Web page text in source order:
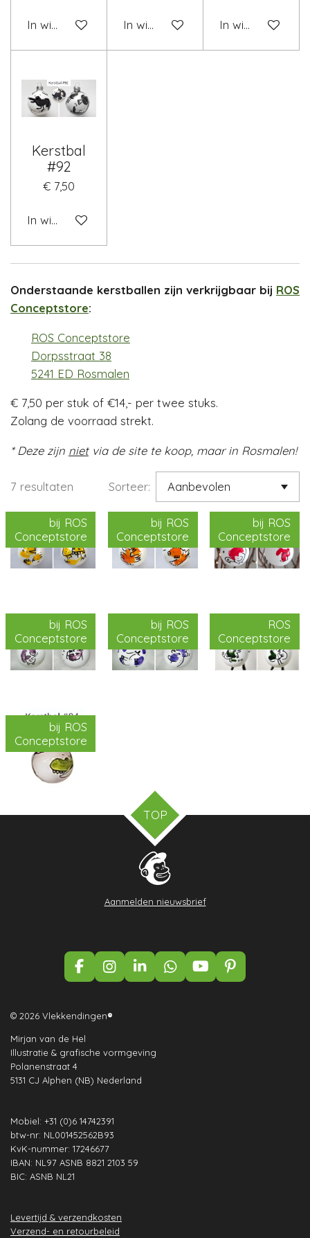
In winkelwagen In winkelwagen In winkelwagen
Kerstbal
#92
€ 7,50
In winkelwagen
Onderstaande kerstballen zijn verkrijgbaar bij ROS
Conceptstore:
ROS Conceptstore
Dorpsstraat 38
5241 ED Rosmalen
€ 7,50 per stuk of €14,- per twee stuks.
Zolang de voorraad strekt.
* Deze zijn nietvia de site te koop, maar in Rosmalen!
7 resultaten Sorteer:
bij ROS
Conceptstore
bij ROS
Conceptstore
bij ROS
Conceptstore
bij ROS
Conceptstore
bij ROS
Conceptstore
ROS
Conceptstore
bij ROS
Conceptstore
TOP
Aanmelden nieuwsbrief
F
a
e
o
o
I
n
t
r
m
L
i
I
W
h
Y
o
P
i
© 2026 Vlekkendingen®
Mirjan van de Hel
Illustratie & grafische vormgeving
Polanenstraat 4
5131 CJ Alphen (NB) Nederland
Mobiel: +31 (0)6 14742391
btw-nr: NL001452562B93
KvK-nummer: 17246677
IBAN: NL97 ASNB 8821 2103 59
BIC: ASNB NL21
Levertijd & verzendkosten
Verzend- en retourbeleid